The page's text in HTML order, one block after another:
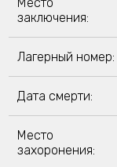
заключения:
Лагерный номер:
Дата смерти:
Место
захоронения: